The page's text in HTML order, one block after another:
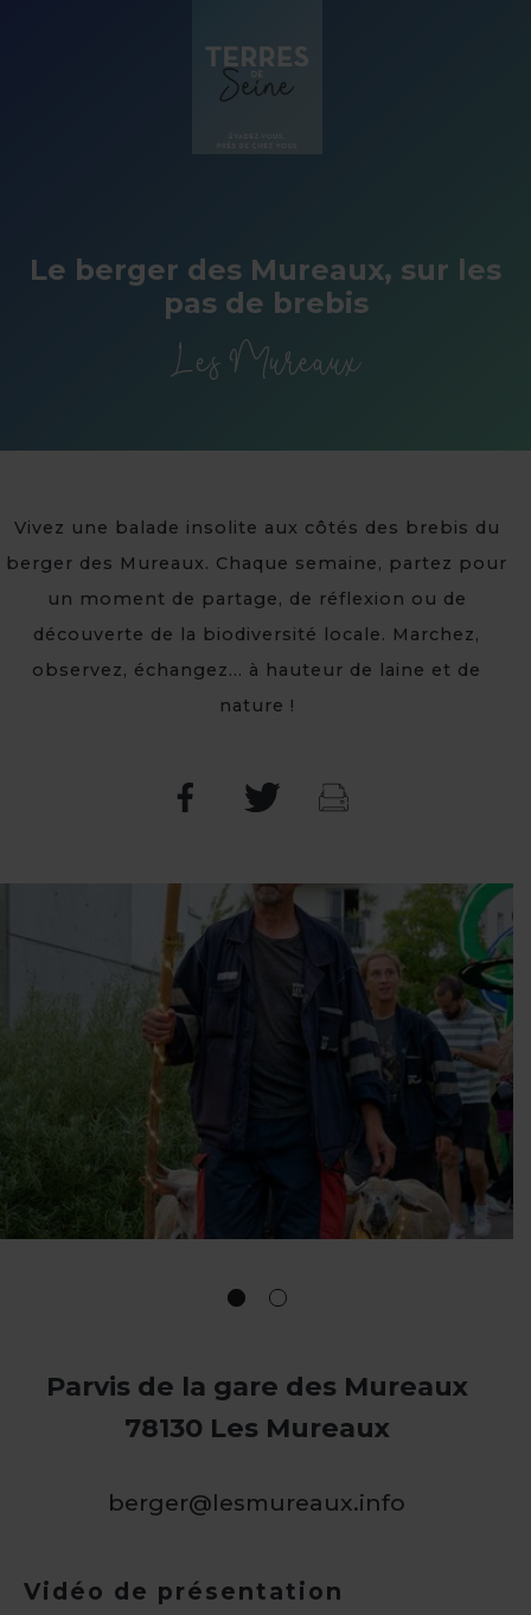
Le berger des Mureaux, sur les
pas de brebis
Les Mureaux
Vivez une balade insolite aux côtés des brebis du
berger des Mureaux. Chaque semaine, partez pour
un moment de partage, de réflexion ou de
découverte de la biodiversité locale. Marchez,
observez, échangez… à hauteur de laine et de
nature !
Parvis de la gare des Mureaux
78130 Les Mureaux
berger@lesmureaux.info
Vidéo de présentation